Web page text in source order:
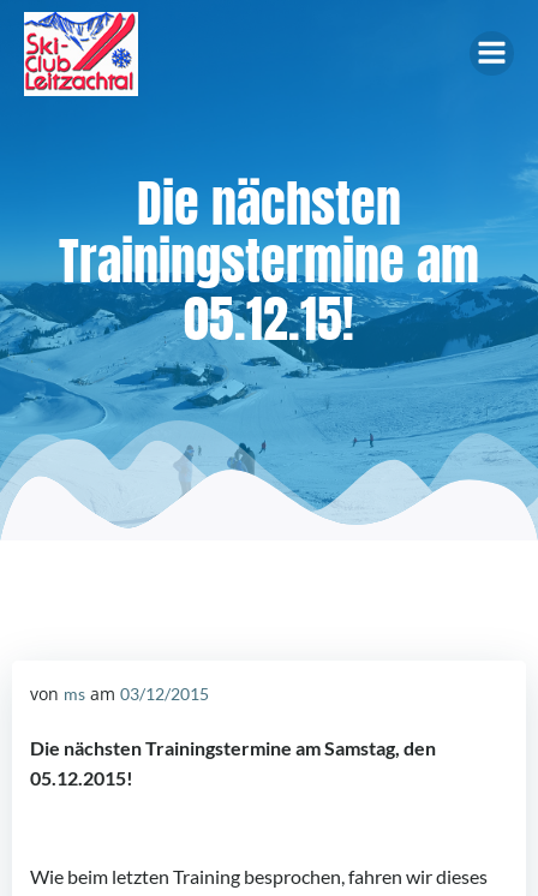
Die nächsten
Trainingstermine am
05.12.15!
von ms am 03/12/2015
Die nächsten Trainingstermine am Samstag, den
05.12.2015!
Wie beim letzten Training besprochen, fahren wir dieses